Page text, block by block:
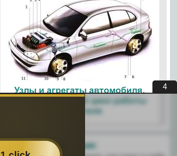
Узлы и агрегаты автомобиля.
Четырехтактный цикл работы
двигателя
с друзьями:
3